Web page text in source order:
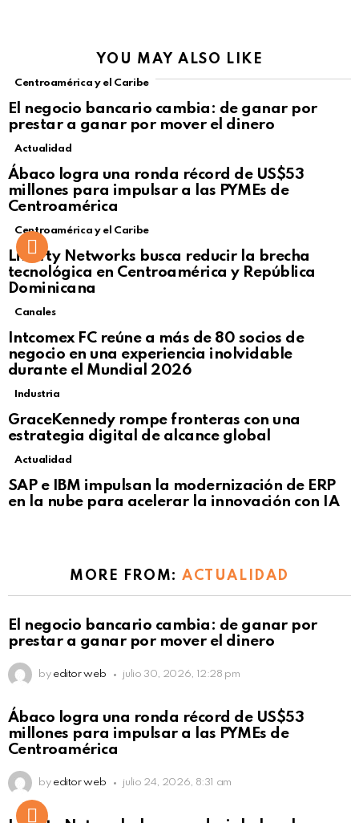
YOU MAY ALSO LIKE
Centroamérica y el Caribe
El negocio bancario cambia: de ganar por
prestar a ganar por mover el dinero
Not Safe For Work
Click to view this post
Actualidad
Ábaco logra una ronda récord de US$53
millones para impulsar a las PYMEs de
Centroamérica
Centroamérica y el Caribe
Liberty Networks busca reducir la brecha
tecnológica en Centroamérica y República
Dominicana
Canales
Intcomex FC reúne a más de 80 socios de
negocio en una experiencia inolvidable
durante el Mundial 2026
Industria
GraceKennedy rompe fronteras con una
estrategia digital de alcance global
Not Safe For Work
Click to view this post
Actualidad
SAP e IBM impulsan la modernización de ERP
en la nube para acelerar la innovación con IA
MORE FROM:ACTUALIDAD
El negocio bancario cambia: de ganar por
prestar a ganar por mover el dinero
by editor web julio 30, 2026, 12:28 pm
Click to view this post
Ábaco logra una ronda récord de US$53
millones para impulsar a las PYMEs de
Centroamérica
by editor web julio 24, 2026, 8:31 am